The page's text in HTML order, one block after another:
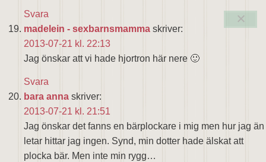
Svara
madelein - sexbarnsmamma skriver:
2013-07-21 kl. 22:13
Jag önskar att vi hade hjortron här nere 🙂
Svara
bara anna skriver:
2013-07-21 kl. 21:51
Jag önskar det fanns en bärplockare i mig men hur jag än
letar hittar jag ingen. Synd, min dotter hade älskat att
plocka bär. Men inte min rygg…